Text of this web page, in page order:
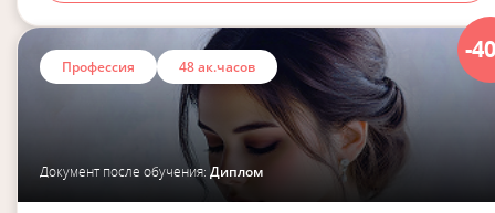
-
Профессия 48 ак.часов
Документ после обучения: Диплом